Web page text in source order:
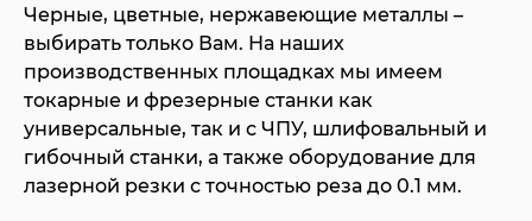
Черные, цветные, нержавеющие металлы –
выбирать только Вам. На наших
производственных площадках мы имеем
токарные и фрезерные станки как
универсальные, так и с ЧПУ, шлифовальный и
гибочный станки, а также оборудование для
лазерной резки с точностью реза до 0.1 мм.